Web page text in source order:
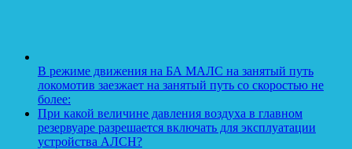
В режиме движения на БА МАЛС на занятый путь
локомотив заезжает на занятый путь со скоростью не
более:
При какой величине давления воздуха в главном
резервуаре разрешается включать для эксплуатации
устройства АЛСН?